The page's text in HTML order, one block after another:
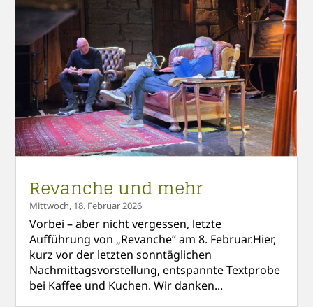
Revanche und mehr
Mittwoch, 18. Februar 2026
Vorbei – aber nicht vergessen, letzte
Aufführung von „Revanche“ am 8. Februar.Hier,
kurz vor der letzten sonntäglichen
Nachmittagsvorstellung, entspannte Textprobe
bei Kaffee und Kuchen. Wir danken...